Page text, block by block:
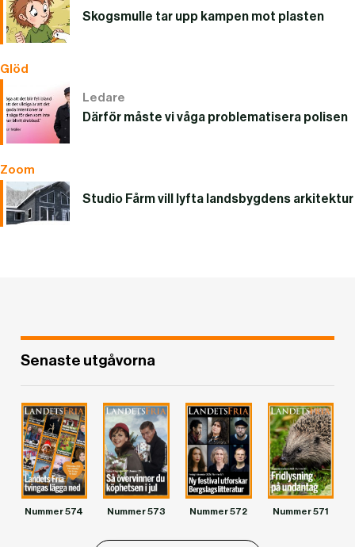
Skogsmulle tar upp kampen mot plasten
Glöd
Ledare
Därför måste vi våga problematisera polisen
Zoom
Studio Fårm vill lyfta landsbygdens arkitektur
Senaste utgåvorna
Nummer 574 Nummer 573 Nummer 572 Nummer 571